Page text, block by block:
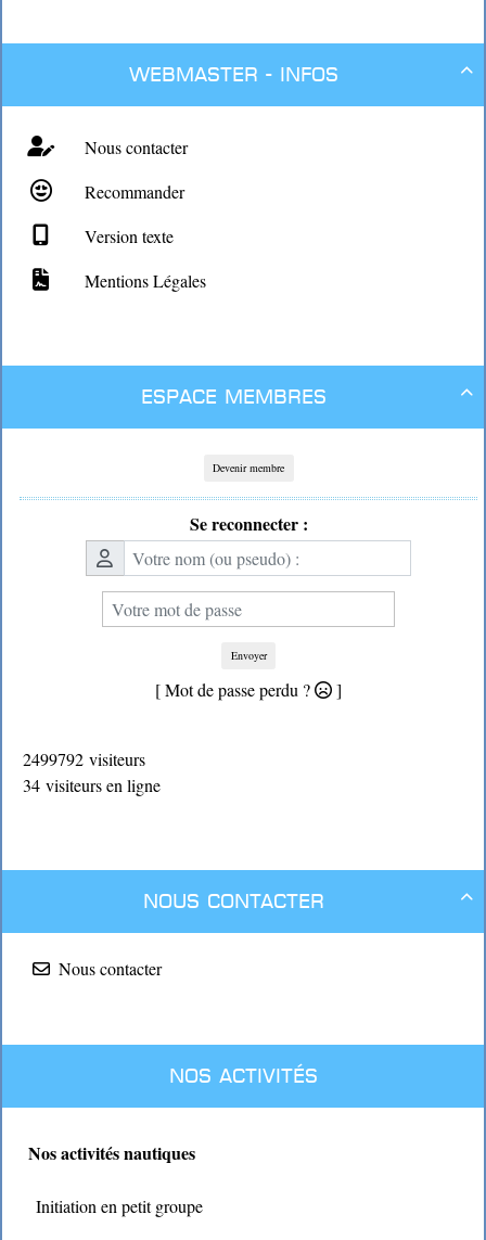

Webmaster - Infos
Nous contacter
Recommander
Version texte
Mentions Légales

Espace membres
Devenir membre
Se reconnecter :
Envoyer
[ Mot de passe perdu ? ]
2499792 visiteurs
34 visiteurs en ligne

Nous contacter
Nous contacter
Nos activités
Nos activités nautiques
Initiation en petit groupe